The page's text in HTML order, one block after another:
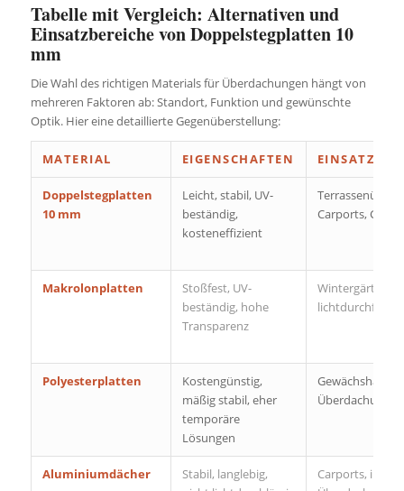
Tabelle mit Vergleich: Alternativen und
Einsatzbereiche von Doppelstegplatten 10
mm
Die Wahl des richtigen Materials für Überdachungen hängt von
mehreren Faktoren ab: Standort, Funktion und gewünschte
Optik. Hier eine detaillierte Gegenüberstellung:
MATERIAL EIGENSCHAFTEN
Doppelstegplatten
10 mm
Leicht, stabil, UV-
beständig,
kosteneffizient
Carports,
Makrolonplatten
Stoßfest, UV-
beständig, hohe
Transparenz
Wintergärten,
Polyesterplatten
Kostengünstig,
mäßig stabil, eher
temporäre
Lösungen
Überdachungen
Aluminiumdächer
Stabil, langlebig,
Carports,